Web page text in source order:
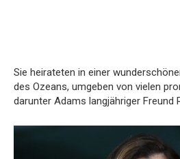
Sie heirateten in einer
des Ozeans, umgeben von vielen
darunter Adams langjähriger Freund